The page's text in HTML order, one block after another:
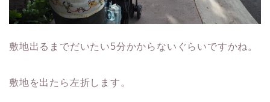
敷地出るまでだいたい5分かからないぐらいですかね。
敷地を出たら左折します。